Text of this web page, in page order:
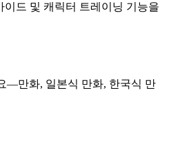
이드 및 캐릭터 트레이닝 기능을
—만화, 일본식 만화, 한국식 만